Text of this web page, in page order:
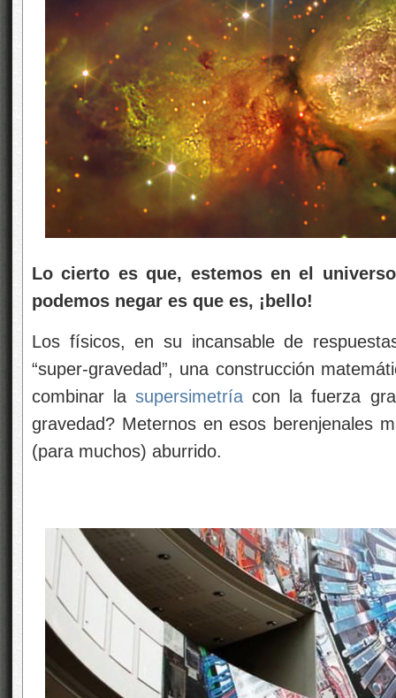
Lo cierto es que, estemos en el
podemos negar es que es, ¡bello!
Los físicos, en su incansable de
“super-gravedad”, una construcción
combinar lasupersimetría con la fuerza
gravedad? Meternos en esos berenjenales
(para muchos) aburrido.